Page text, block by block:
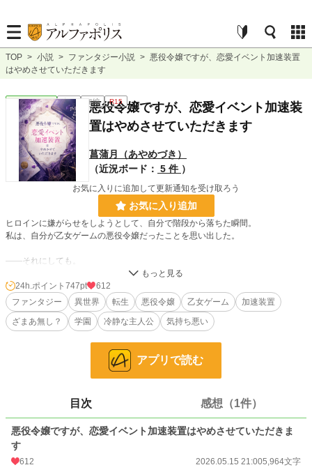
TOP > 小説 > ファンタジー小説 > 悪役令嬢ですが、恋愛イベント加速装置
はやめさせていただきます
ファンタジー 完結 短編 R15
悪役令嬢ですが、恋愛イベント加速装
置はやめさせていただきます
菖蒲月（あやめづき）
（近況ボード： 5 件 ）
お気に入りに追加して更新通知を受け取ろう
お気に入り追加
ヒロインに嫌がらせをしようとして、自分で階段から落ちた瞬間。
私は、自分が乙女ゲームの悪役令嬢だったことを思い出した。
――それにしても。
嫌がらせをする度に攻略対象達との仲が深まるなんて、こちら完全に“恋愛イベ
ント加速装置”では？
そんな気持ちの悪い役回りは御免だ。
※「小説家になろう」でも投稿しています。
ファンタジー 327 位 / 53,344 件
お気に入り
24h.ポイント
24h.ポイント 747pt
612
ファンタジー
異世界 転生 悪役令嬢 乙女ゲーム
加速装置
ざまあ無し？
学園 冷静な主人公 気持ち悪い
アプリで読む
目次 感想（1件）
悪役令嬢ですが、恋愛イベント加速装置はやめさせていただきま
す
612 2026.05.15 21:005,964文字